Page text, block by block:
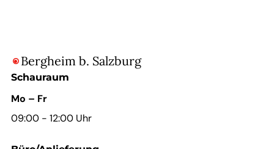
 Bergheim b. Salzburg
Schauraum
Mo – Fr
09:00 - 12:00 Uhr